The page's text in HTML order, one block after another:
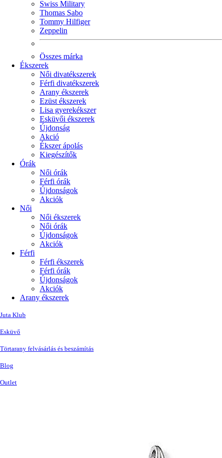
Swiss Military
Thomas Sabo
Tommy Hilfiger
Zeppelin
Összes márka
Ékszerek
Női divatékszerek
Férfi divatékszerek
Arany ékszerek
Ezüst ékszerek
Lisa gyerekékszer
Esküvői ékszerek
Újdonság
Akció
Ékszer ápolás
Kiegészítők
Órák
Női órák
Férfi órák
Újdonságok
Akciók
Női
Női ékszerek
Női órák
Újdonságok
Akciók
Férfi
Férfi ékszerek
Férfi órák
Újdonságok
Akciók
Arany ékszerek
Juta Klub
Esküvő
Törtarany felvásárlás és beszámítás
Blog
Outlet